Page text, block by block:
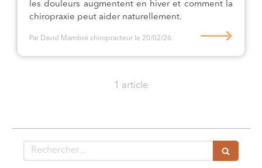
les douleurs augmentent en hiver et comment la
chiropraxie peut aider naturellement.
Par David Mambré chiropracteur le 20/02/26 ⟶
1 article
Rechercher